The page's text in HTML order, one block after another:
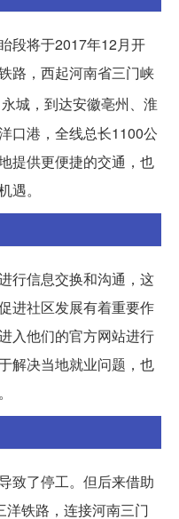
段将于2017年12月开
路，西起河南省三门峡
永城，到达安徽亳州、淮
口港，全线总长1100公
提供更便捷的交通，也
。
行信息交换和沟通，这
进社区发展有着重要作
入他们的官方网站进行
解决当地就业问题，也
致了停工。但后来借助
铁路，连接河南三门